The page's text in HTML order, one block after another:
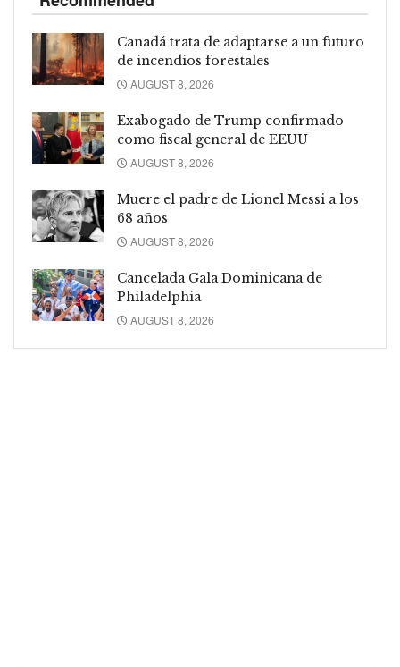
Canadá trata de adaptarse a un futuro
de incendios forestales
AUGUST 8, 2026
Exabogado de Trump confirmado
como fiscal general de EEUU
AUGUST 8, 2026
Muere el padre de Lionel Messi a los
68 años
AUGUST 8, 2026
Cancelada Gala Dominicana de
Philadelphia
AUGUST 8, 2026